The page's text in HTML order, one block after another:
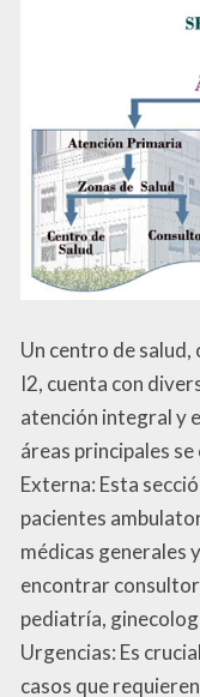
Un centro de salud,
I2, cuenta con
atención integral y
áreas principales
Externa: Esta
pacientes
médicas generales
encontrar
pediatría,
Urgencias: Es
casos que